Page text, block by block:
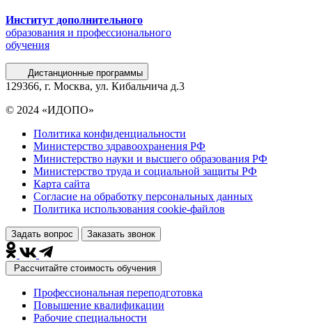
Институт дополнительного
образования и профессионального
обучения
Дистанционные программы
129366, г. Москва, ул. Кибальчича д.3
© 2024 «ИДОПО»
Политика конфиденциальности
Министерство здравоохранения РФ
Министерство науки и высшего образования РФ
Министерство труда и социальной защиты РФ
Карта сайта
Согласие на обработку персональных данных
Политика использования сookie-файлов
Задать вопрос Заказать звонок
Рассчитайте стоимость обучения
Профессиональная переподготовка
Повышение квалификации
Рабочие специальности